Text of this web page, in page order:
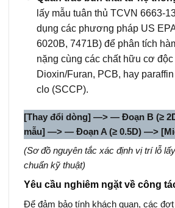
lấy mẫu tuân thủ TCVN 6663-
dụng các phương pháp US
6020B, 7471B) để phân tích
nặng cùng các chất hữu cơ
Dioxin/Furan, PCB, hay
clo (SCCP).
[Thay đổi dòng] —> — Đoạn B (≥
mẫu] —> — Đoạn A (≥ 0.5D) —>
(Sơ đồ nguyên tắc xác định vị trí lỗ
chuẩn kỹ thuật)
Yêu cầu nghiêm ngặt về công
Để đảm bảo tính khách quan, các